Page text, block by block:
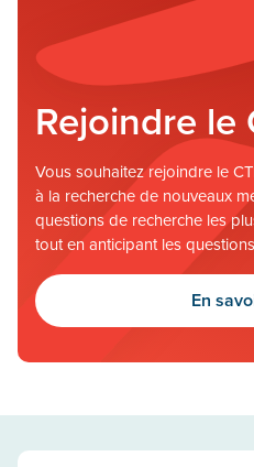
Rejoindre le
Vous souhaitez rejoindre le
à la recherche de nouveaux
questions de recherche les
tout en anticipant les
En